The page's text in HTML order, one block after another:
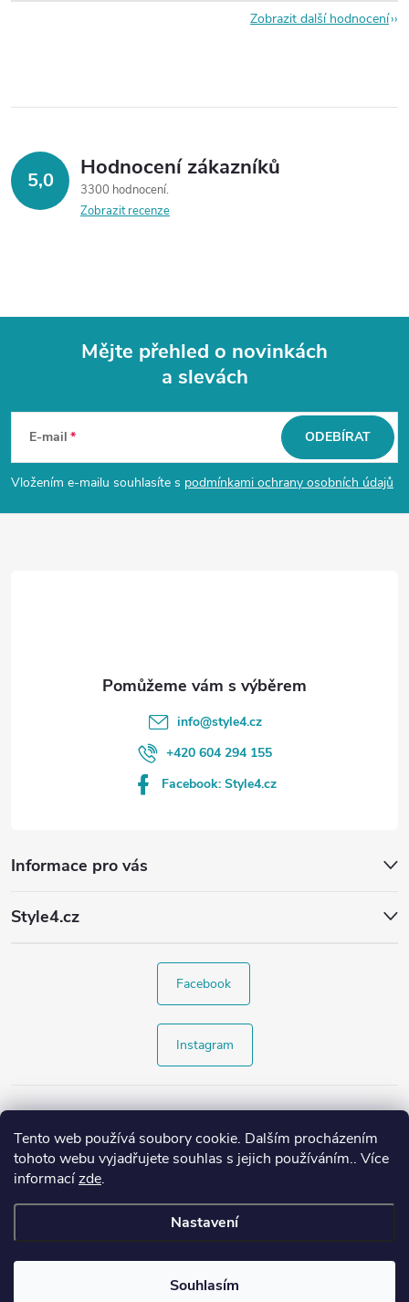
Tento web používá soubory cookie. Dalším procházením
tohoto webu vyjadřujete souhlas s jejich používáním.. Více
informacízde.
Nastavení
Souhlasím
Zobrazit další hodnocení
5,0 Hodnocení zákazníků
3300 hodnocení
Zobrazit recenze
p
a
Mějte přehled o novinkách
a slevách
E-mail
Vložením e-mailu souhlasíte s podmínkami ochrany osobních údajů
ODEBÍRAT
Informace pro vás
Style4.cz
info@style4.cz
+420 604 294 155
Facebook: Style4.cz
Facebook
Instagram
Copyright 2026Style4.cz. Všechna práva vyhrazena.